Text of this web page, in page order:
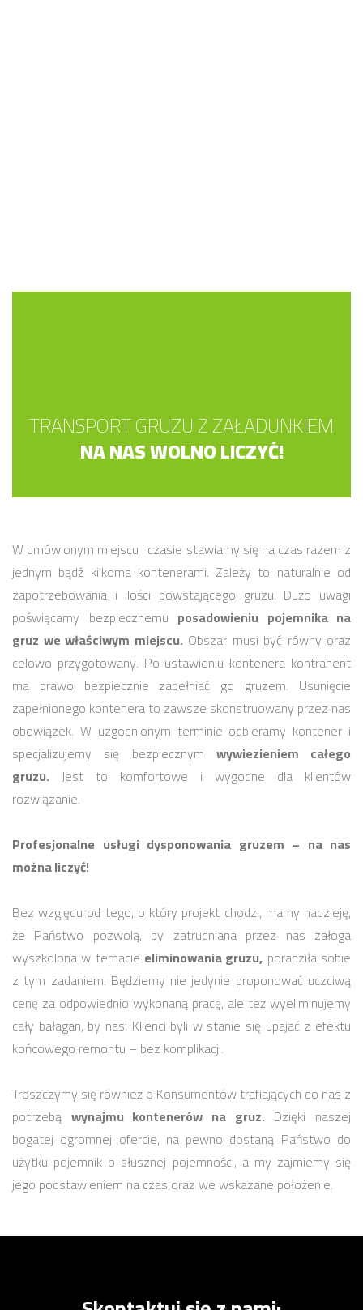
TRANSPORT GRUZU Z ZAŁADUNKIEM
NA NAS WOLNO LICZYĆ!
W umówionym miejscu i czasie stawiamy się na czas razem z
jednym bądź kilkoma kontenerami. Zależy to naturalnie od
zapotrzebowania i ilości powstającego gruzu. Dużo uwagi
poświęcamy bezpiecznemu posadowieniu pojemnika na
gruz we właściwym miejscu. Obszar musi być równy oraz
celowo przygotowany. Po ustawieniu kontenera kontrahent
ma prawo bezpiecznie zapełniać go gruzem. Usunięcie
zapełnionego kontenera to zawsze skonstruowany przez nas
obowiązek. W uzgodnionym terminie odbieramy kontener i
specjalizujemy się bezpiecznym wywiezieniem całego
gruzu. Jest to komfortowe i wygodne dla klientów
rozwiązanie.
Profesjonalne usługi dysponowania gruzem – na nas
można liczyć!
Bez względu od tego, o który projekt chodzi, mamy nadzieję,
że Państwo pozwolą, by zatrudniana przez nas załoga
wyszkolona w temacie eliminowania gruzu, poradziła sobie
z tym zadaniem. Będziemy nie jedynie proponować uczciwą
cenę za odpowiednio wykonaną pracę, ale też wyeliminujemy
cały bałagan, by nasi Klienci byli w stanie się upajać z efektu
końcowego remontu – bez komplikacji.
Troszczymy się również o Konsumentów trafiających do nas z
potrzebą wynajmu kontenerów na gruz. Dzięki naszej
bogatej ogromnej ofercie, na pewno dostaną Państwo do
użytku pojemnik o słusznej pojemności, a my zajmiemy się
jego podstawieniem na czas oraz we wskazane położenie.